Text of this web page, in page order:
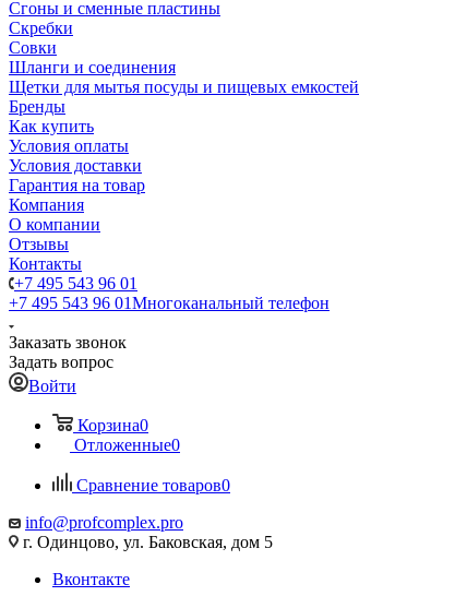
Сгоны и сменные пластины
Скребки
Совки
Шланги и соединения
Щетки для мытья посуды и пищевых емкостей
Бренды
Как купить
Условия оплаты
Условия доставки
Гарантия на товар
Компания
О компании
Отзывы
Контакты
+7 495 543 96 01
+7 495 543 96 01Многоканальный телефон
Заказать звонок
Задать вопрос
Войти
Корзина0
Отложенные0
Сравнение товаров0
info@profcomplex.pro
г. Одинцово, ул. Баковская, дом 5
Вконтакте